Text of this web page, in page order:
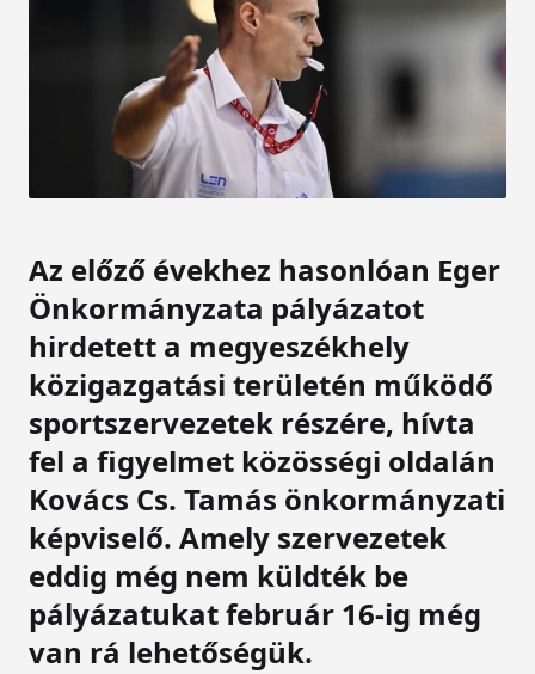
Az előző évekhez hasonlóan Eger
Önkormányzata pályázatot
hirdetett a megyeszékhely
közigazgatási területén működő
sportszervezetek részére, hívta
fel a figyelmet közösségi oldalán
Kovács Cs. Tamás önkormányzati
képviselő. Amely szervezetek
eddig még nem küldték be
pályázatukat február 16-ig még
van rá lehetőségük.